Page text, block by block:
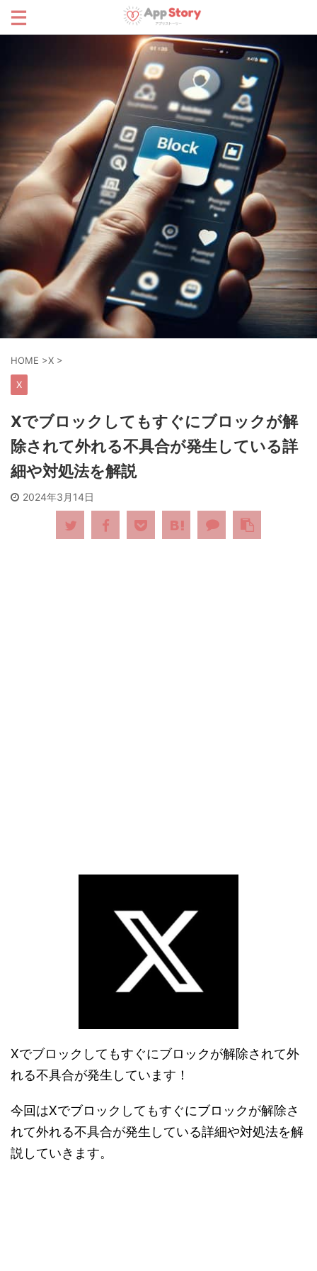
HOME >X >
X
Xでブロックしてもすぐにブロックが解
除されて外れる不具合が発生している詳
細や対処法を解説
2024年3月14日
Xでブロックしてもすぐにブロックが解除されて外
れる不具合が発生しています！
今回はXでブロックしてもすぐにブロックが解除さ
れて外れる不具合が発生している詳細や対処法を解
説していきます。